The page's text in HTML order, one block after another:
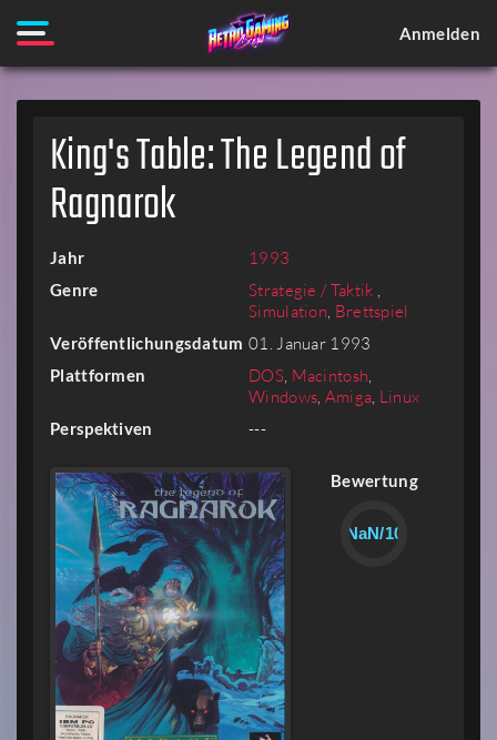
Anmelden
King's Table: The Legend of
Ragnarok
Jahr 1993
Genre Strategie / Taktik ,
Simulation, Brettspiel
Veröffentlichungsdatum 01. Januar 1993
Plattformen DOS, Macintosh,
Windows, Amiga, Linux
Perspektiven ---
Bewertung
NaN/10